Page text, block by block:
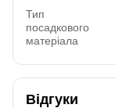
Тип
посадкового
матеріала
Відгуки